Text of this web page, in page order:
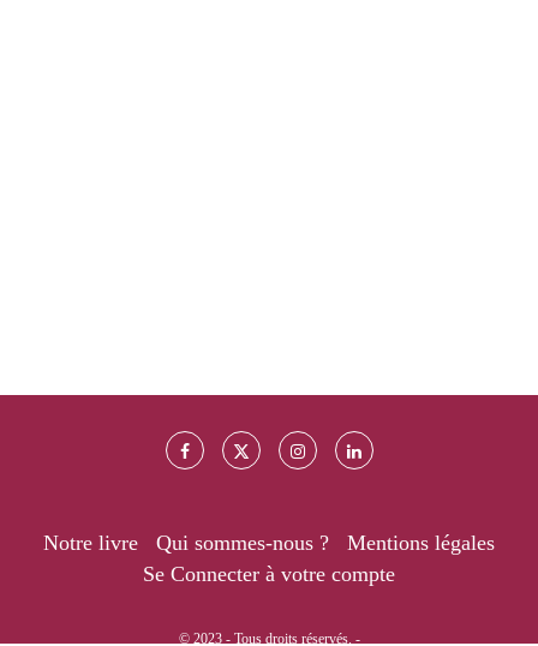
Notre livre Qui sommes-nous ?
Mentions légales
Se Connecter à votre compte
© 2023 - Tous droits réservés. -